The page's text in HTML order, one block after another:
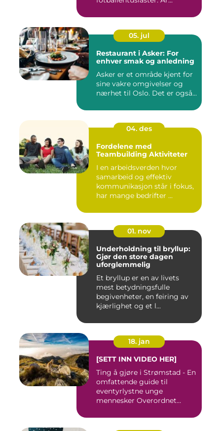
05. jul
Restaurant i Asker: For
enhver smak og anledning
Asker er et område kjent for
sine vakre omgivelser og
nærhet til Oslo. Det er også...
04. des
Fordelene med
Teambuilding Aktiviteter
I en arbeidsverden hvor
samarbeid og effektiv
kommunikasjon står i fokus,
har mange bedrifter ...
01. nov
Underholdning til bryllup:
Gjør den store dagen
uforglemmelig
Et bryllup er en av livets
mest betydningsfulle
begivenheter, en feiring av
kjærlighet og et l...
18. jan
[SETT INN VIDEO HER]
Ting å gjøre i Strømstad - En
omfattende guide til
eventyrlystne unge
mennesker Overordnet